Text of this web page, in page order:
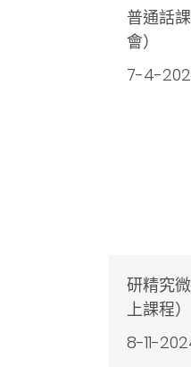
普通話
會）
7-4-
研精究
上課程）
8-11-